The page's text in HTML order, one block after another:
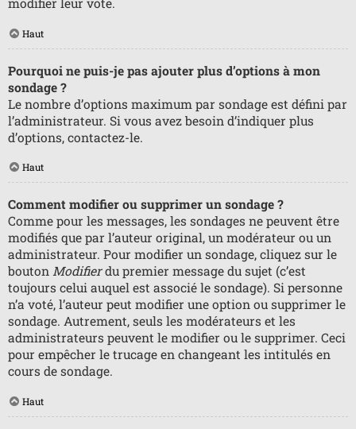
modifier leur vote.
Haut
Pourquoi ne puis-je pas ajouter plus d’options à mon
sondage ?
Le nombre d’options maximum par sondage est défini par
l’administrateur. Si vous avez besoin d’indiquer plus
d’options, contactez-le.
Haut
Comment modifier ou supprimer un sondage ?
Comme pour les messages, les sondages ne peuvent être
modifiés que par l’auteur original, un modérateur ou un
administrateur. Pour modifier un sondage, cliquez sur le
bouton Modifierdu premier message du sujet (c’est
toujours celui auquel est associé le sondage). Si personne
n’a voté, l’auteur peut modifier une option ou supprimer le
sondage. Autrement, seuls les modérateurs et les
administrateurs peuvent le modifier ou le supprimer. Ceci
pour empêcher le trucage en changeant les intitulés en
cours de sondage.
Haut